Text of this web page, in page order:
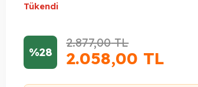
Tükendi
%28
2.877,00TL
2.058,00 TL